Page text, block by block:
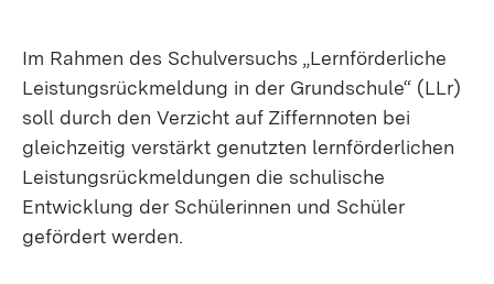
Im Rahmen des Schulversuchs „Lernförderliche
Leistungsrückmeldung in der Grundschule“ (LLr)
soll durch den Verzicht auf Ziffernnoten bei
gleichzeitig verstärkt genutzten lernförderlichen
Leistungsrückmeldungen die schulische
Entwicklung der Schülerinnen und Schüler
gefördert werden.